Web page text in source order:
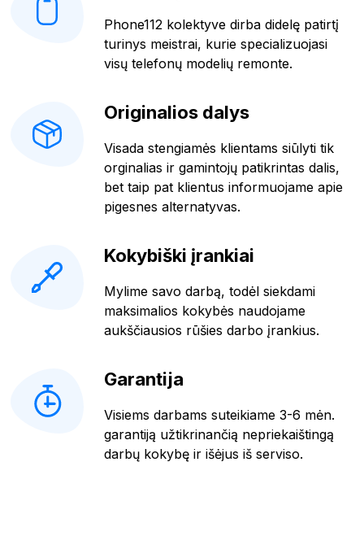
Phone112 kolektyve dirba didelę patirtį
turinys meistrai, kurie specializuojasi
visų telefonų modelių remonte.
Originalios dalys
Visada stengiamės klientams siūlyti tik
orginalias ir gamintojų patikrintas dalis,
bet taip pat klientus informuojame apie
pigesnes alternatyvas.
Kokybiški įrankiai
Mylime savo darbą, todėl siekdami
maksimalios kokybės naudojame
aukščiausios rūšies darbo įrankius.
Garantija
Visiems darbams suteikiame 3-6 mėn.
garantiją užtikrinančią nepriekaištingą
darbų kokybę ir išėjus iš serviso.